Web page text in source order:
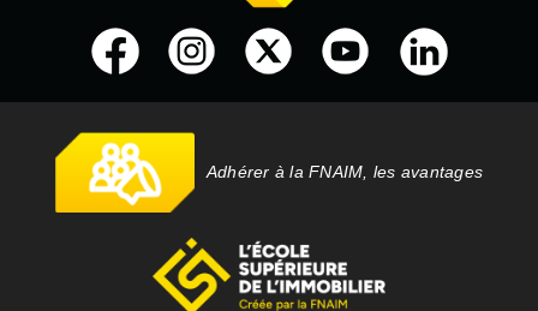
Adhérer à la FNAIM, les avantages